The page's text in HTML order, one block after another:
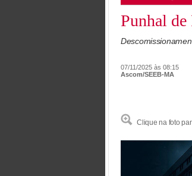
Punhal de
07/11/2025 às 08:15
Ascom/SEEB-MA
Clique na foto